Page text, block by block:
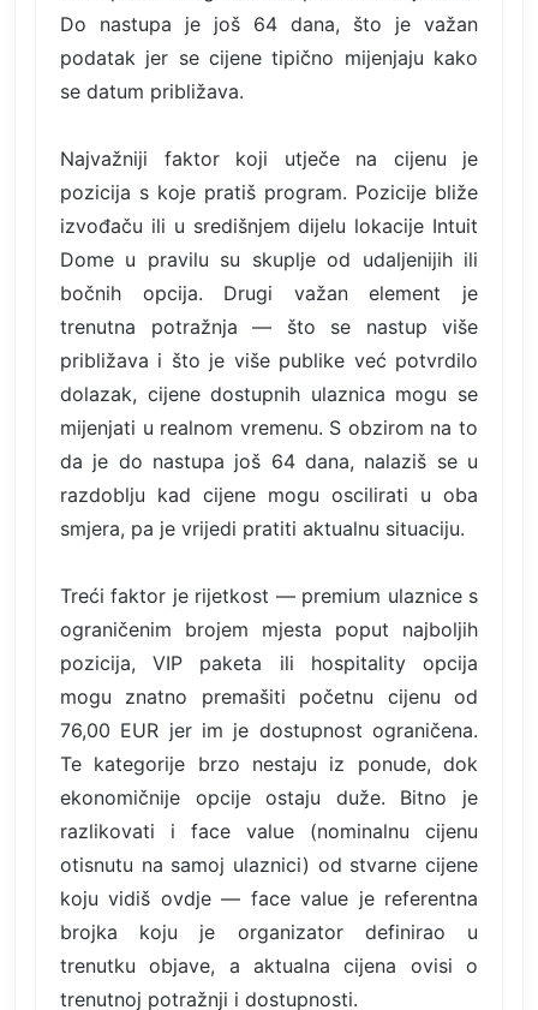
Do nastupa je još 64 dana, što je važan
podatak jer se cijene tipično mijenjaju kako
se datum približava.
Najvažniji faktor koji utječe na cijenu je
pozicija s koje pratiš program. Pozicije bliže
izvođaču ili u središnjem dijelu lokacije Intuit
Dome u pravilu su skuplje od udaljenijih ili
bočnih opcija. Drugi važan element je
trenutna potražnja — što se nastup više
približava i što je više publike već potvrdilo
dolazak, cijene dostupnih ulaznica mogu se
mijenjati u realnom vremenu. S obzirom na to
da je do nastupa još 64 dana, nalaziš se u
razdoblju kad cijene mogu oscilirati u oba
smjera, pa je vrijedi pratiti aktualnu situaciju.
Treći faktor je rijetkost — premium ulaznice s
ograničenim brojem mjesta poput najboljih
pozicija, VIP paketa ili hospitality opcija
mogu znatno premašiti početnu cijenu od
76,00 EUR jer im je dostupnost ograničena.
Te kategorije brzo nestaju iz ponude, dok
ekonomičnije opcije ostaju duže. Bitno je
razlikovati i face value (nominalnu cijenu
otisnutu na samoj ulaznici) od stvarne cijene
koju vidiš ovdje — face value je referentna
brojka koju je organizator definirao u
trenutku objave, a aktualna cijena ovisi o
trenutnoj potražnji i dostupnosti.